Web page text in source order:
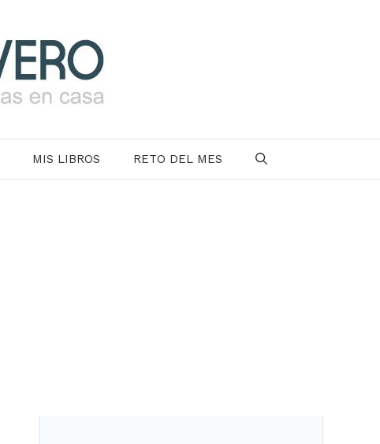
MIS LIBROS RETO DEL MES